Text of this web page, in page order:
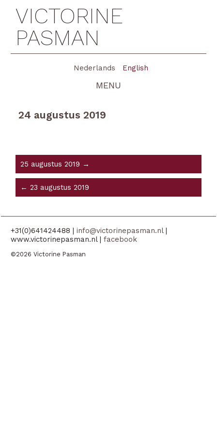
VICTORINE
PASMAN
Nederlands English
MENU
24 augustus 2019
25 augustus 2019 →
← 23 augustus 2019
+31(0)641424488 |info@victorinepasman.nl|
www.victorinepasman.nl |facebook
©2026 Victorine Pasman